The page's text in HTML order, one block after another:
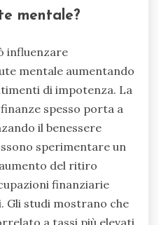
mentale?
influenzare
mentale aumentando
di impotenza. La
spesso porta a
il benessere
sperimentare un
del ritiro
finanziarie
Gli studi mostrano che
a tassi più elevati